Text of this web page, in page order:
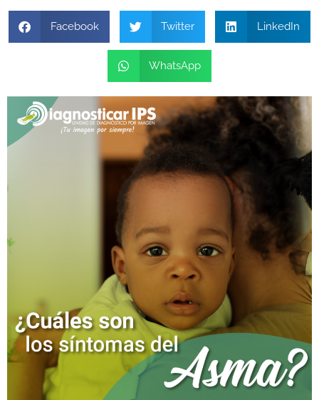
Facebook Twitter LinkedIn
WhatsApp